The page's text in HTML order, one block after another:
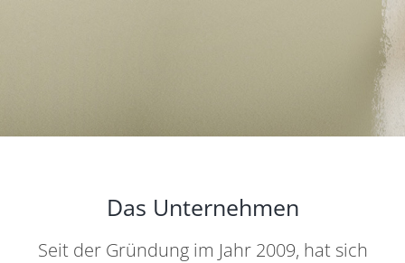
Das Unternehmen
Seit der Gründung im Jahr 2009, hat sich